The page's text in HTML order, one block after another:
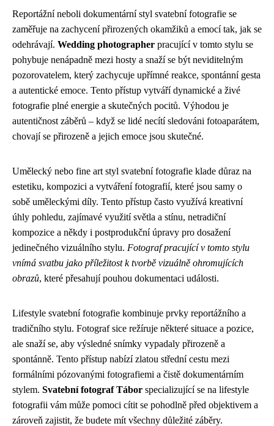
Reportážní neboli dokumentární styl svatební fotografie se
zaměřuje na zachycení přirozených okamžiků a emocí tak, jak se
odehrávají. Wedding photographer pracující v tomto stylu se
pohybuje nenápadně mezi hosty a snaží se být neviditelným
pozorovatelem, který zachycuje upřímné reakce, spontánní gesta
a autentické emoce. Tento přístup vytváří dynamické a živé
fotografie plné energie a skutečných pocitů. Výhodou je
autentičnost záběrů – když se lidé necítí sledováni fotoaparátem,
chovají se přirozeně a jejich emoce jsou skutečné.
Umělecký nebo fine art styl svatební fotografie klade důraz na
estetiku, kompozici a vytváření fotografií, které jsou samy o
sobě uměleckými díly. Tento přístup často využívá kreativní
úhly pohledu, zajímavé využití světla a stínu, netradiční
kompozice a někdy i postprodukční úpravy pro dosažení
jedinečného vizuálního stylu. Fotograf pracující v tomto stylu
vnímá svatbu jako příležitost k tvorbě vizuálně ohromujících
obrazů, které přesahují pouhou dokumentaci události.
Lifestyle svatební fotografie kombinuje prvky reportážního a
tradičního stylu. Fotograf sice režíruje některé situace a pozice,
ale snaží se, aby výsledné snímky vypadaly přirozeně a
spontánně. Tento přístup nabízí zlatou střední cestu mezi
formálními pózovanými fotografiemi a čistě dokumentárním
stylem. Svatební fotograf Tábor specializující se na lifestyle
fotografii vám může pomoci cítit se pohodlně před objektivem a
zároveň zajistit, že budete mít všechny důležité záběry.